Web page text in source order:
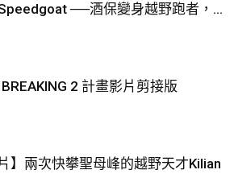
──酒保變身越野跑者，...
BREAKING 2 計畫影片剪接版
片】兩次快攀聖母峰的越野天才Kilian